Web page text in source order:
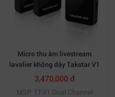
Micro thu âm livestream
lavalier không dây Takstar V1
kênh kép
3,470,000 đ
MSP: TT-V1 Dual Channel